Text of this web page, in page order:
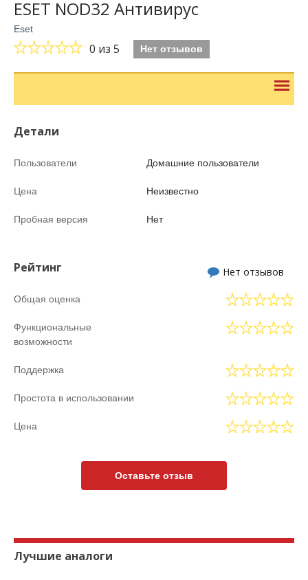
ESET NOD32 Антивирус
Eset
0 из 5 Нет отзывов
Детали
Пользователи Домашние пользователи
Цена Неизвестно
Пробная версия Нет
Рейтинг Нет отзывов
Общая оценка
Функциональные
возможности
Поддержка
Простота в использовании
Цена
Оставьте отзыв
Лучшие аналоги